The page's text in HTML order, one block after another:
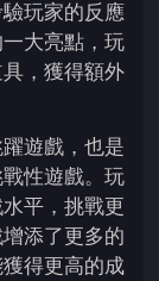
玩家的反應
大亮點，玩
，獲得額外
遊戲，也是
性遊戲。玩
平，挑戰​​更
添了更多的
得更高的成